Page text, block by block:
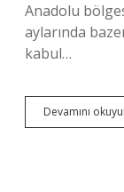
Anadolu
aylarında
kabul…
Devamını